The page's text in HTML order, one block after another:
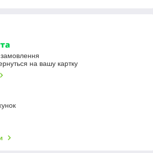
на вашу картку